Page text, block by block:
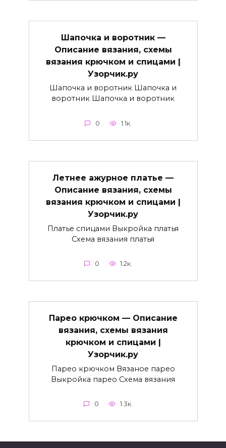
Шапочка и воротник —
Описание вязания, схемы
вязания крючком и спицами |
Узорчик.ру
Шапочка и воротник Шапочка и
воротник Шапочка и воротник
0 1.1к.
Летнее ажурное платье —
Описание вязания, схемы
вязания крючком и спицами |
Узорчик.ру
Платье спицами Выкройка платья
Схема вязания платья
0 1.2к.
Парео крючком — Описание
вязания, схемы вязания
крючком и спицами |
Узорчик.ру
Парео крючком Вязаное парео
Выкройка парео Схема вязания
0 1.3к.